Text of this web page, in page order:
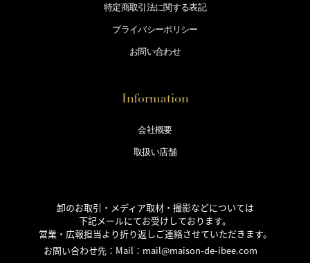
特定商取引法に関する表記
プライバシーポリシー
お問い合わせ
Information
会社概要
取扱い店舗
卸のお取引・メディア取材・撮影などについては
下記メールにてお受けしております。
営業・広報担当より折り返しご連絡させていただきます。
お問い合わせ先：Mail： mail@maison-de-ibee.com